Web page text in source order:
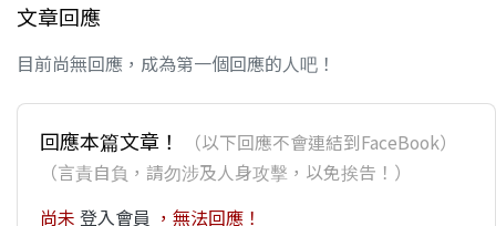
文章回應
目前尚無回應，成為第一個回應的人吧！
回應本篇文章！
（以下回應不會連結到FaceBook）
（言責自負，請勿涉及人身攻擊，以免挨告！）
尚未 登入會員 ，無法回應！